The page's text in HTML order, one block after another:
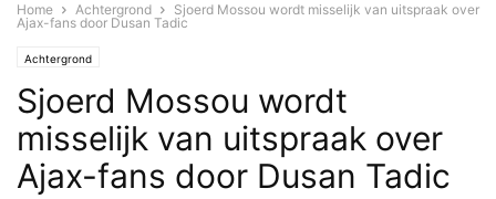
Home Achtergrond
Sjoerd Mossou wordt misselijk van uitspraak over
Ajax-fans door Dusan Tadic
Achtergrond
Sjoerd Mossou wordt
misselijk van uitspraak over
Ajax-fans door Dusan Tadic